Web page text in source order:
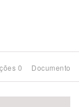
0 Documentos